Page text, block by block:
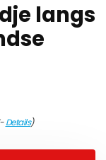
langs
Details)